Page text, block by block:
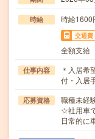
時給 時給
交通費
全額支給
仕事内容
＊入居希
付・入居
応募資格
職種未経
☆社用車
日常的に